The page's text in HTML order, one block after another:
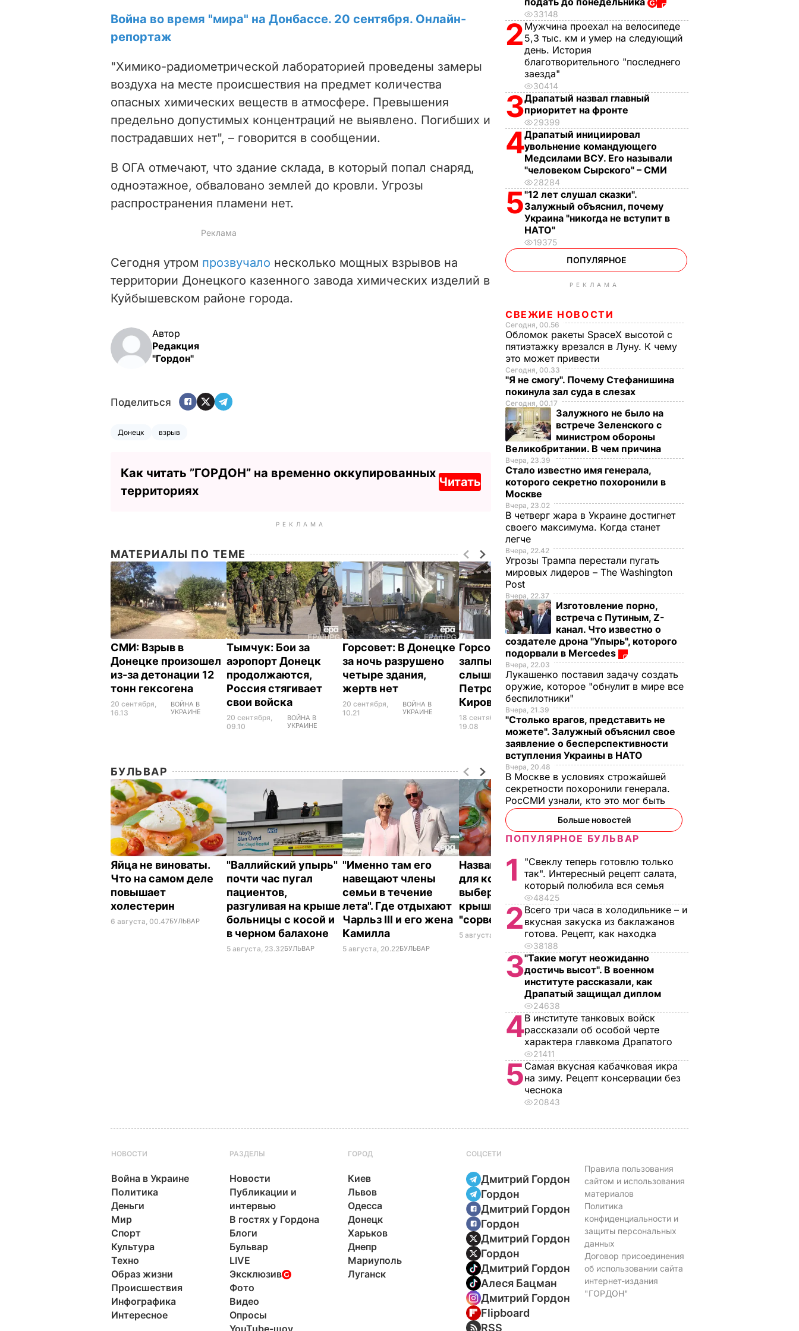
d
e
o
Война во время "мира" на Донбассе. 20 сентября. Онлайн-
репортаж
"Химико-радиометрической лабораторией проведены замеры
воздуха на месте происшествия на предмет количества
опасных химических веществ в атмосфере. Превышения
предельно допустимых концентраций не выявлено. Погибших и
пострадавших нет", – говорится в сообщении.
В ОГА отмечают, что здание склада, в который попал снаряд,
одноэтажное, обваловано землей до кровли. Угрозы
распространения пламени нет.
Сегодня утром прозвучало несколько мощных взрывов на
территории Донецкого казенного завода химических изделий в
Куйбышевском районе города.
Автор
Редакция
"Гордон"
Поделиться
Донецк взрыв
Как читать ”ГОРДОН” на временно оккупированных
территориях
Читать
РЕКЛАМА
МАТЕРИАЛЫ ПО ТЕМЕ
СМИ: Взрыв в
Донецке произошел
из-за детонации 12
тонн гексогена
20 сентября,
16.13
ВОЙНА В
УКРАИНЕ
Тымчук: Бои за
аэропорт Донецк
продолжаются,
Россия стягивает
свои войска
20 сентября,
09.10
ВОЙНА В
УКРАИНЕ
Горсовет: В Донецке
за ночь разрушено
четыре здания,
жертв нет
20 сентября,
10.21
ВОЙНА В
УКРАИНЕ
Горсовет: В Донецке
залпы и взрывы
слышны в
Петровском и
Кировском районах
18 сентября,
19.08
ВОЙНА В
УКРАИНЕ
Активист Доник: Под
Донецком накрыли
склад с
боеприпасами
20 сентября,
16.32
ВОЙНА В
УКРАИНЕ
БУЛЬВАР
Яйца не виноваты.
Что на самом деле
повышает
холестерин
6 августа, 00.47БУЛЬВАР
"Валлийский упырь"
почти час пугал
пациентов,
разгуливая на крыше
больницы с косой и
в черном балахоне
5 августа, 23.32БУЛЬВАР
"Именно там его
навещают члены
семьи в течение
лета". Где отдыхают
Чарльз III и его жена
Камилла
5 августа, 20.22БУЛЬВАР
Названа лучшая соль
для консервации,
выберите ее – и
крышки на банках не
"сорвет"
5 августа, 19.34 БУЛЬВАР
Мария Бурмака: Нам
говорят, что будет
тяжелая зима, и я не
знаю, что делать,
потому что мне
некуда ехать
33148
2 Мужчина проехал на велосипеде
5,3 тыс. км и умер на следующий
день. История
благотворительного "последнего
заезда"
30414
3Драпатый назвал главный
приоритет на фронте
29399
4Драпатый инициировал
увольнение командующего
Медсилами ВСУ. Его называли
"человеком Сырского" – СМИ
28284
5"12 лет слушал сказки".
Залужный объяснил, почему
Украина "никогда не вступит в
НАТО"
19375
ПОПУЛЯРНОЕ
РЕКЛАМА
СВЕЖИЕ НОВОСТИ
Сегодня, 00.56
Обломок ракеты SpaceX высотой с
пятиэтажку врезался в Луну. К чему
это может привести
Сегодня, 00.33
"Я не смогу". Почему Стефанишина
покинула зал суда в слезах
Сегодня, 00.17
Залужного не было на
встрече Зеленского с
министром обороны
Великобритании. В чем причина
Вчера, 23.39
Стало известно имя генерала,
которого секретно похоронили в
Москве
Вчера, 23.02
В четверг жара в Украине достигнет
своего максимума. Когда станет
легче
Вчера, 22.42
Угрозы Трампа перестали пугать
мировых лидеров – The Washington
Post
Вчера, 22.37
Изготовление порно,
встреча с Путиным, Z-
канал. Что известно о
создателе дрона "Упырь", которого
подорвали в Mercedes
Вчера, 22.03
Лукашенко поставил задачу создать
оружие, которое "обнулит в мире все
беспилотники"
Вчера, 21.39
"Столько врагов, представить не
можете". Залужный объяснил свое
заявление о бесперспективности
вступления Украины в НАТО
Вчера, 20.48
В Москве в условиях строжайшей
секретности похоронили генерала.
РосСМИ узнали, кто это мог быть
Больше новостей
ПОПУЛЯРНОЕ БУЛЬВАР
1
"Свеклу теперь готовлю только
так". Интересный рецепт салата,
который полюбила вся семья
48425
2 Всего три часа в холодильнике – и
вкусная закуска из баклажанов
готова. Рецепт, как находка
38188
3"Такие могут неожиданно
достичь высот". В военном
институте рассказали, как
Драпатый защищал диплом
24638
4В институте танковых войск
рассказали об особой черте
характера главкома Драпатого
21411
5Самая вкусная кабачковая икра
на зиму. Рецепт консервации без
чеснока
20843
НОВОСТИ
Война в Украине
Политика
Деньги
Мир
Спорт
Культура
Техно
Образ жизни
Происшествия
Инфографика
Интересное
РАЗДЕЛЫ
Новости
Публикации и
интервью
В гостях у Гордона
Блоги
Бульвар
LIVE
Эксклюзив
Фото
Видео
Опросы
YouTube-шоу
ГОРОД
Киев
Львов
Одесса
Донецк
Харьков
Днепр
Мариуполь
Луганск
СОЦСЕТИ
Дмитрий Гордон
Гордон
Дмитрий Гордон
Гордон
Дмитрий Гордон
Гордон
Дмитрий Гордон
Алеся Бацман
Дмитрий Гордон
Flipboard
RSS
Правила пользования
сайтом и использования
материалов
Политика
конфиденциальности и
защиты персональных
данных
Договор присоединения
об использовании сайта
интернет-издания
"ГОРДОН"